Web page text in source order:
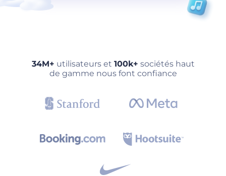
34M+ utilisateurs et 100k+ sociétés haut
de gamme nous font confiance